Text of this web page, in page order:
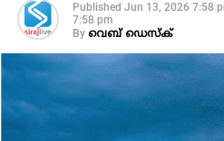
Published Jun 13, 2026 7:58
7:58 pm
By വെബ് ഡെസ്‌ക്